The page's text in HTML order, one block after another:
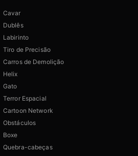
Cavar
Dublês
Labirinto
Tiro de Precisão
Carros de Demolição
Helix
Gato
Terror Espacial
Cartoon Network
Obstáculos
Boxe
Quebra-cabeças